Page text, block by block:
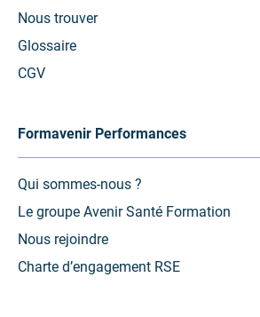
Nous trouver
Glossaire
CGV
Formavenir Performances
Qui sommes-nous ?
Le groupe Avenir Santé Formation
Nous rejoindre
Charte d’engagement RSE